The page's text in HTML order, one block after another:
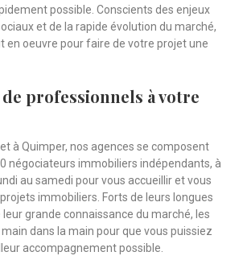
possible. Conscients des enjeux
et de la rapide évolution du marché,
en oeuvre pour faire de votre projet une
professionnels à votre
à Quimper, nos agences se composent
négociateurs immobiliers indépendants, à
au samedi pour vous accueillir et vous
immobiliers. Forts de leurs longues
grande connaissance du marché, les
dans la main pour que vous puissiez
accompagnement possible.